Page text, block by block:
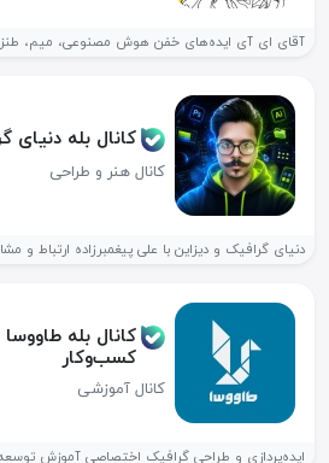
آقای ای‌ آی ایده‌های خفن هوش مصنوعی، میم، طنز
کانال بله
کانال هنر و طراحی
کانال بله
کسب‌وکار
کانال آموزشی